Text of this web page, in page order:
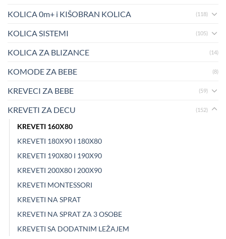
KOLICA 0m+ i KIŠOBRAN KOLICA (118)
KOLICA SISTEMI (105)
KOLICA ZA BLIZANCE (14)
KOMODE ZA BEBE (8)
KREVECI ZA BEBE (59)
KREVETI ZA DECU (152)
KREVETI 160X80
KREVETI 180X90 I 180X80
KREVETI 190X80 I 190X90
KREVETI 200X80 I 200X90
KREVETI MONTESSORI
KREVETI NA SPRAT
KREVETI NA SPRAT ZA 3 OSOBE
KREVETI SA DODATNIM LEŽAJEM